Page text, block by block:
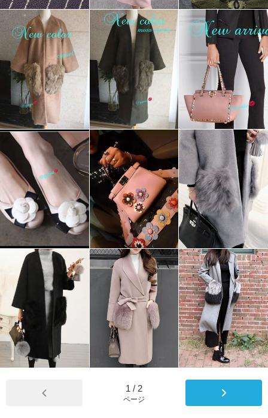
1 / 2
ページ